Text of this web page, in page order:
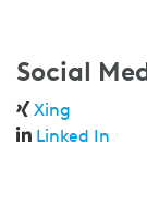
Social
Xing
Linked In